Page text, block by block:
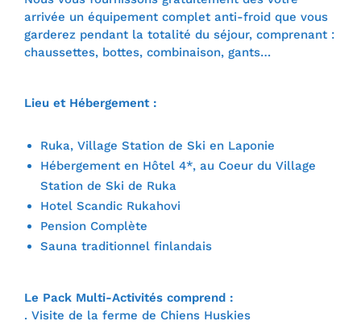
arrivée un équipement complet anti-froid que vous
garderez pendant la totalité du séjour, comprenant :
chaussettes, bottes, combinaison, gants…
Lieu et Hébergement :
Ruka, Village Station de Ski en Laponie
Hébergement en Hôtel 4*, au Coeur du Village
Station de Ski de Ruka
Hotel Scandic Rukahovi
Pension Complète
Sauna traditionnel finlandais
Le Pack Multi-Activités comprend :
. Visite de la ferme de Chiens Huskies